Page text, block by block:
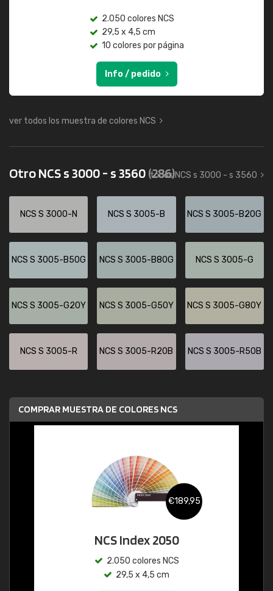
2.050 colores NCS
29,5 x 4,5 cm
10 colores por página
Info / pedido
ver todos los muestra de colores NCS
Otro NCS s 3000 - s 3560(286)
todos NCS s 3000 - s 3560
NCS S 3000-N NCS S 3005-B NCS S 3005-B20G
NCS S 3005-B50G NCS S 3005-B80G NCS S 3005-G
NCS S 3005-G20Y NCS S 3005-G50Y NCS S 3005-G80Y
NCS S 3005-R NCS S 3005-R20B NCS S 3005-R50B
COMPRAR MUESTRA DE COLORES NCS
€189,95
NCS Index 2050
2.050 colores NCS
29,5 x 4,5 cm